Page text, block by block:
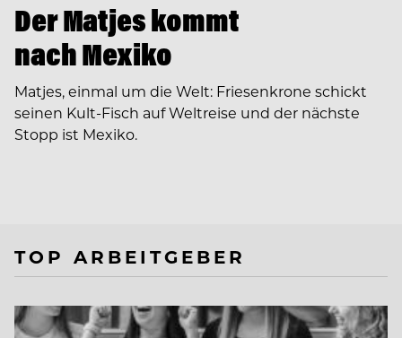
Der Matjes kommt
nach Mexiko
Matjes, einmal um die Welt: Friesenkrone schickt
seinen Kult-Fisch auf Weltreise und der nächste
Stopp ist Mexiko.
TOP ARBEITGEBER